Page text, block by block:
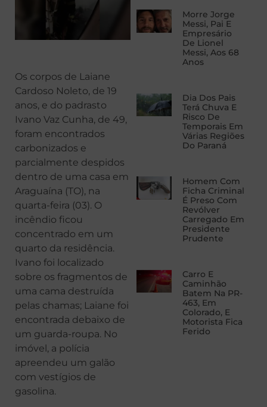
Os corpos de Laiane
Cardoso Noleto, de 19
anos, e do padrasto
Ivano Vaz Cunha, de 49,
foram encontrados
carbonizados e
parcialmente despidos
dentro de uma casa em
Araguaína (TO), na
quarta-feira (03). O
incêndio ficou
concentrado em um
quarto da residência.
Ivano foi localizado
sobre os fragmentos de
uma cama destruída
pelas chamas; Laiane foi
encontrada debaixo de
um guarda-roupa. No
imóvel, a polícia
apreendeu um galão
com vestígios de
gasolina.
Morre Jorge
Messi, Pai E
Empresário
De Lionel
Messi, Aos 68
Anos
Dia Dos Pais
Terá Chuva E
Risco De
Temporais Em
Várias Regiões
Do Paraná
Homem Com
Ficha Criminal
É Preso Com
Revólver
Carregado Em
Presidente
Prudente
Carro E
Caminhão
Batem Na PR-
463, Em
Colorado, E
Motorista Fica
Ferido